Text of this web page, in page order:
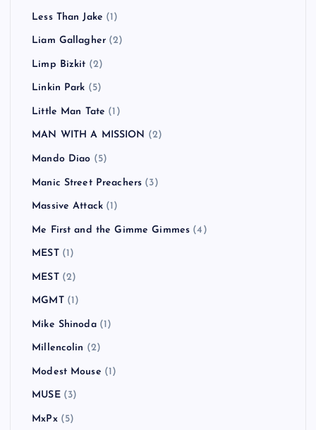
Less Than Jake (1)
Liam Gallagher (2)
Limp Bizkit (2)
Linkin Park (5)
Little Man Tate (1)
MAN WITH A MISSION (2)
Mando Diao (5)
Manic Street Preachers (3)
Massive Attack (1)
Me First and the Gimme Gimmes (4)
MEST(1)
MEST(2)
MGMT(1)
Mike Shinoda(1)
Millencolin (2)
Modest Mouse (1)
MUSE(3)
MxPx(5)